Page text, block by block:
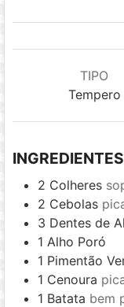
TIPO
Tempero
INGREDIENTES
2 Colheres
2 Cebolas
3 Dentes de
1 Alho Poró
1 Pimentão
1 Cenoura
1 Batata bem